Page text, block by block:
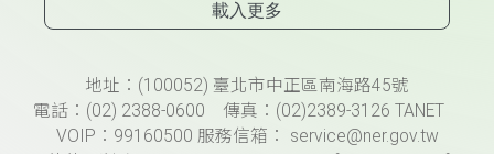
載入更多
頁尾資訊地址：(100052) 臺北市中正區南海路45號
電話：(02) 2388-0600 傳真：(02)2389-3126 TANET
VOIP：99160500 服務信箱： service@ner.gov.tw